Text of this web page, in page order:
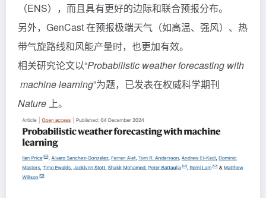
（ENS），而且具有更好的边际和联合预报分布。
另外，GenCast 在预报极端天气（如高温、强风）、热
带气旋路线和风能产量时，也更加有效。
相关研究论文以“Probabilistic weather forecasting with
machine learning”为题，已发表在权威科学期刊
Nature 上。